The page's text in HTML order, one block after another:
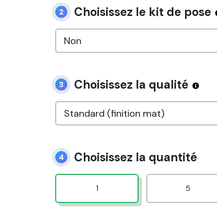
2 Choisissez le kit de pose
3 Choisissez la qualité
4 Choisissez la quantité
1 5